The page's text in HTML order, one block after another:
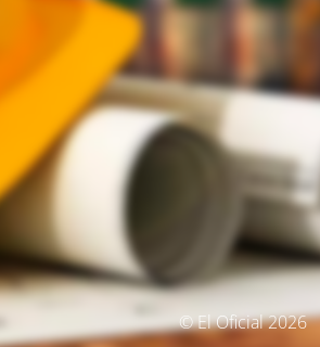
© El Oficial 2026